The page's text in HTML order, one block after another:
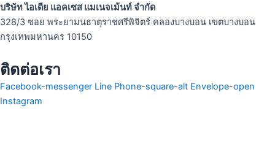
บริษัท ไอเดีย แอคเซส แมเนจเม้นท์ จำกัด
328/3 ซอย พระยามนธาตุราชศรีพิจิตร์ คลองบางบอน เขตบางบอน
กรุงเทพมหานคร 10150
ติดต่อเรา
Facebook-messenger Line Phone-square-alt Envelope-open
Instagram